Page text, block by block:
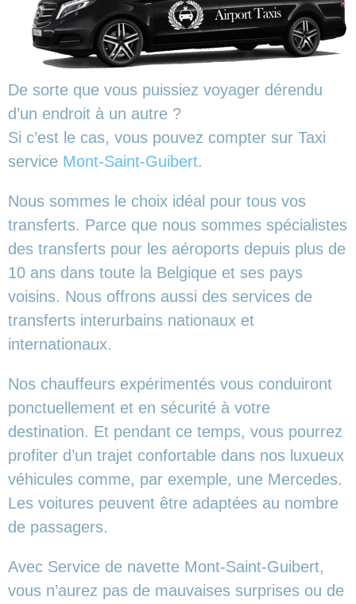
De sorte que vous puissiez voyager dérendu
d’un endroit à un autre ?
Si c’est le cas, vous pouvez compter sur Taxi
service Mont-Saint-Guibert.
Nous sommes le choix idéal pour tous vos
transferts. Parce que nous sommes spécialistes
des transferts pour les aéroports depuis plus de
10 ans dans toute la Belgique et ses pays
voisins. Nous offrons aussi des services de
transferts interurbains nationaux et
internationaux.
Nos chauffeurs expérimentés vous conduiront
ponctuellement et en sécurité à votre
destination. Et pendant ce temps, vous pourrez
profiter d’un trajet confortable dans nos luxueux
véhicules comme, par exemple, une Mercedes.
Les voitures peuvent être adaptées au nombre
de passagers.
Avec Service de navette Mont-Saint-Guibert,
vous n’aurez pas de mauvaises surprises ou de